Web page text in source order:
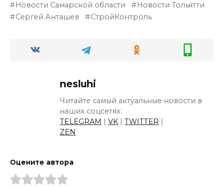
Новости Самарской области
Новости Тольятти
Сергей Анташев
СтройКонтроль
nesluhi
Читайте самый актуальные новости в
наших соцсетях:
TELEGRAM | VK | TWITTER |
ZEN
Оцените автора